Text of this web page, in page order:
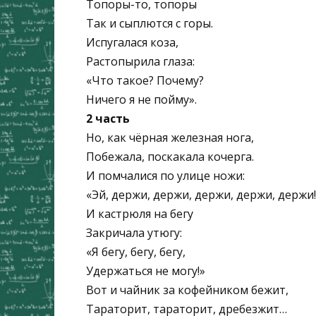
Топоры-то, топоры
Так и сыплются с горы.
Испугалася коза,
Растопырила глаза:
«Что такое? Почему?
Ничего я не пойму».
2 часть
Но, как чёрная железная нога,
Побежала, поскакала кочерга.
И помчалися по улице ножи:
«Эй, держи, держи, держи, держи,
И кастрюля на бегу
Закричала утюгу:
«Я бегу, бегу, бегу,
Удержаться не могу!»
Вот и чайник за кофейником бежит,
Тараторит, тараторит, дребезжит…